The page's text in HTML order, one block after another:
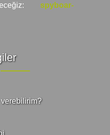
spyboar-
verebilirim?